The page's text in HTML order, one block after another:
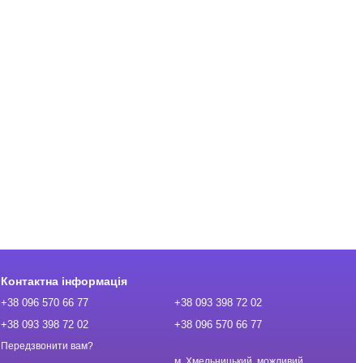
Контактна інформація
+38 096 570 66 77
+38 093 398 72 02
Передзвонити вам?
+38 093 398 72 02
+38 096 570 66 77